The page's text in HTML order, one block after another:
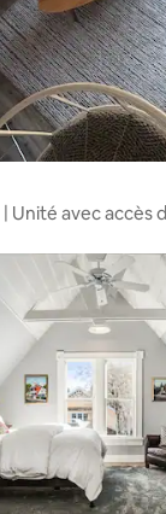
Unité avec accès